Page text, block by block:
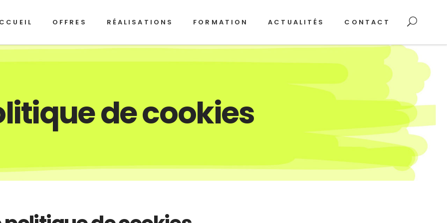
OFFRES RÉALISATIONS FORMATION ACTUALITÉS CONTACT
de cookies